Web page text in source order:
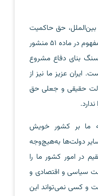
بین‌الملل، حق حاکمیت
ملی و حق ذاتی دفاع است. این مفهوم در ماده 51 منشور
بنای دفاع مشروع
ایران عزیز ما نیز از
حقیقی و جعلی حق
ما بر کشور خویش
دولت‌ها به‌هیچ‌وجه
در امور کشور ما را
سیاسی و اقتصادی و
و کسی نمی‌تواند این